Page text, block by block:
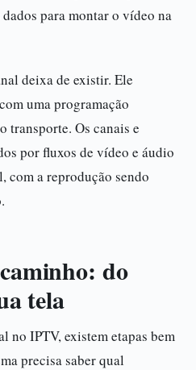
para montar o vídeo na
deixa de existir. Ele
uma programação
transporte. Os canais e
por fluxos de vídeo e áudio
com a reprodução sendo
do
tela
no IPTV, existem etapas bem
precisa saber qual